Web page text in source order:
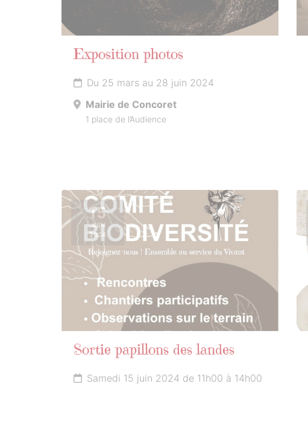
Exposition photos
Du 25 mars au 28 juin 2024
Mairie de Concoret
1 place de l’Audience
15
JUIN
2024
Sortie papillons des landes
Samedi 15 juin 2024 de 11h00 à 14h00